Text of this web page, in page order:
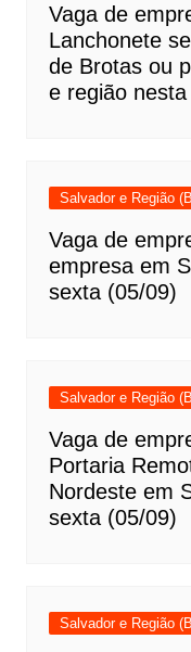
Vaga de
Lanchonete
de Brotas ou
e região
Salvador e Região
Vaga de
empresa em
sexta (05/09)
Salvador e Região
Vaga de
Portaria
Nordeste em
sexta (05/09)
Salvador e Região